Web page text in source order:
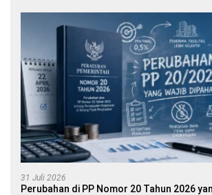
31 Juli 2026
Perubahan di PP Nomor 20 Tahun 2026